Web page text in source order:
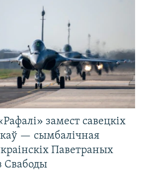
замест савецкіх
— сымбалічная
Паветраных
Свабоды